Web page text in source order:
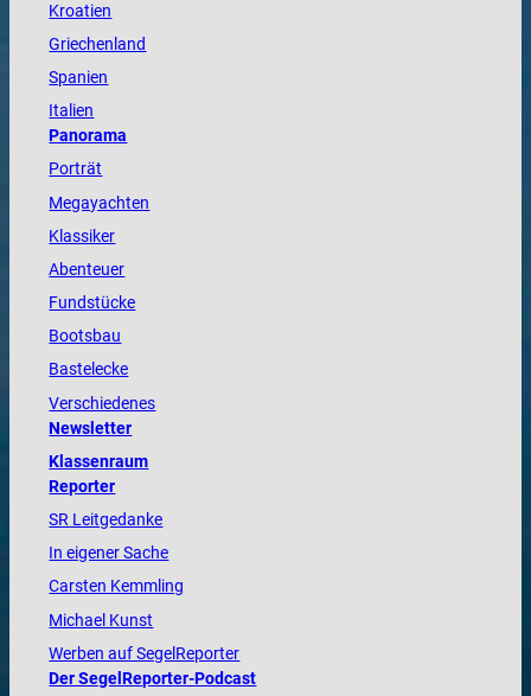
Kroatien
Griechenland
Spanien
Italien
Panorama
Porträt
Megayachten
Klassiker
Abenteuer
Fundstücke
Bootsbau
Bastelecke
Verschiedenes
Newsletter
Klassenraum
Reporter
SR Leitgedanke
In eigener Sache
Carsten Kemmling
Michael Kunst
Werben auf SegelReporter
Der SegelReporter-Podcast